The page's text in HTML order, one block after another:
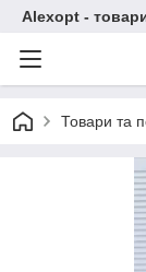
Alexopt -
Товари та